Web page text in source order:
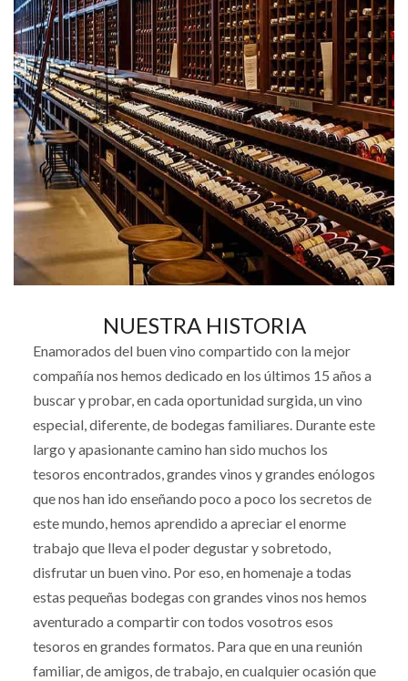
NUESTRA HISTORIA
Enamorados del buen vino compartido con la mejor
compañía nos hemos dedicado en los últimos 15 años a
buscar y probar, en cada oportunidad surgida, un vino
especial, diferente, de bodegas familiares. Durante este
largo y apasionante camino han sido muchos los
tesoros encontrados, grandes vinos y grandes enólogos
que nos han ido enseñando poco a poco los secretos de
este mundo, hemos aprendido a apreciar el enorme
trabajo que lleva el poder degustar y sobretodo,
disfrutar un buen vino. Por eso, en homenaje a todas
estas pequeñas bodegas con grandes vinos nos hemos
aventurado a compartir con todos vosotros esos
tesoros en grandes formatos. Para que en una reunión
familiar, de amigos, de trabajo, en cualquier ocasión que